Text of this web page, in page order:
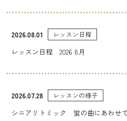
2026.08.01 レッスン日程
レッスン日程 2026 8月
2026.07.28 レッスンの様子
シニアリトミック 蛍の曲にあわせて